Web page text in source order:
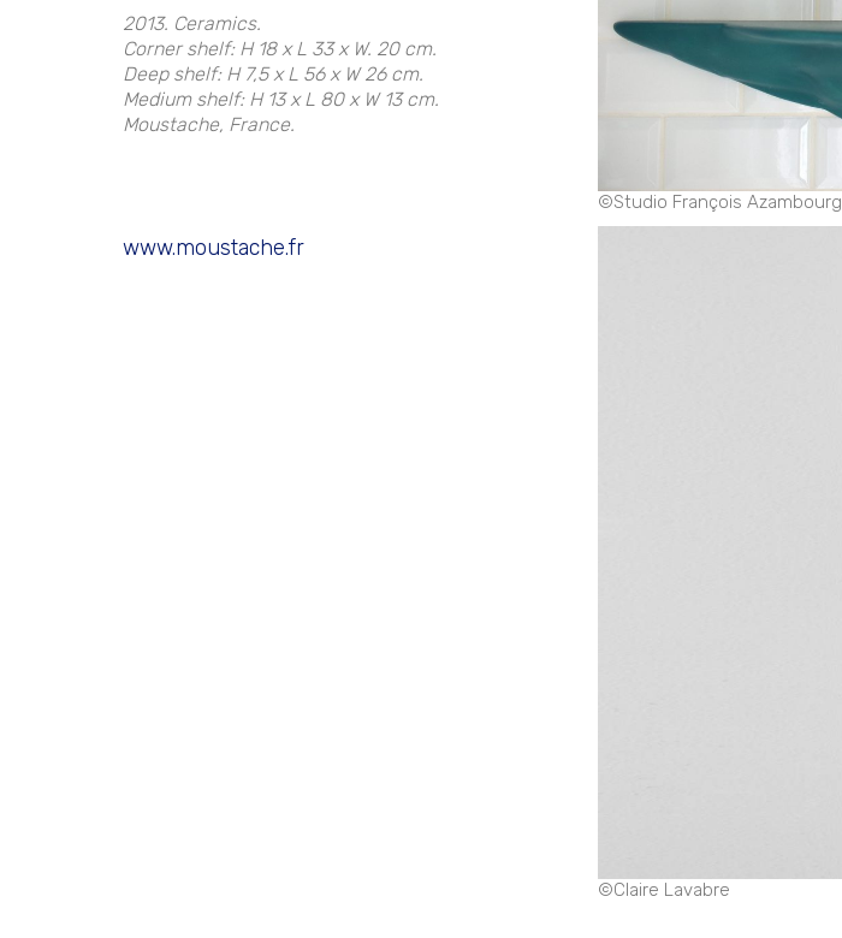
2013. Ceramics.
Corner shelf: H 18 x L 33 x W. 20 cm.
Deep shelf: H 7,5 x L 56 x W 26 cm.
Medium shelf: H 13 x L 80 x W 13 cm.
Moustache, France.
www.moustache.fr
©Studio François Azambourg
©Claire Lavabre